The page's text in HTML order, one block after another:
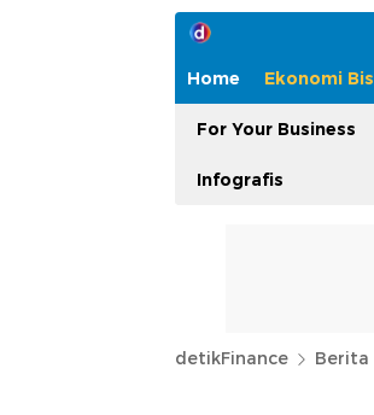
Home Ekonomi
For Your Business
Infografis
detikFinance Berita